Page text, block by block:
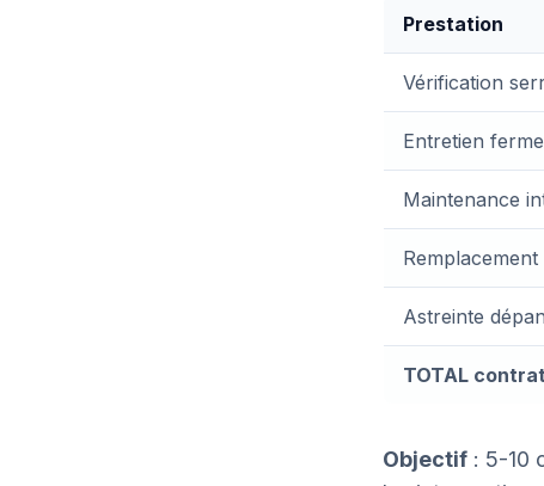
Prestation
Vérification
Entretien
Maintenance
Astreinte
TOTAL
Objectif : 5-10